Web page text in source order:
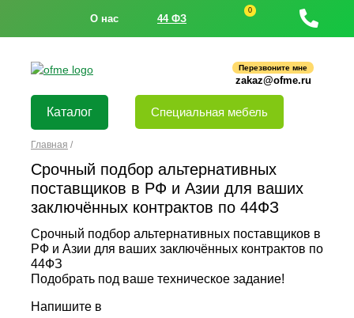
О нас 44 ФЗ
0
Перезвоните мне
zakaz@ofme.ru
Каталог Специальная мебель
Главная /
Срочный подбор альтернативных
поставщиков в РФ и Азии для ваших
заключённых контрактов по 44ФЗ
Срочный подбор альтернативных поставщиков в
РФ и Азии для ваших заключённых контрактов по
44ФЗ
Подобрать под ваше техническое задание!
Напишите в